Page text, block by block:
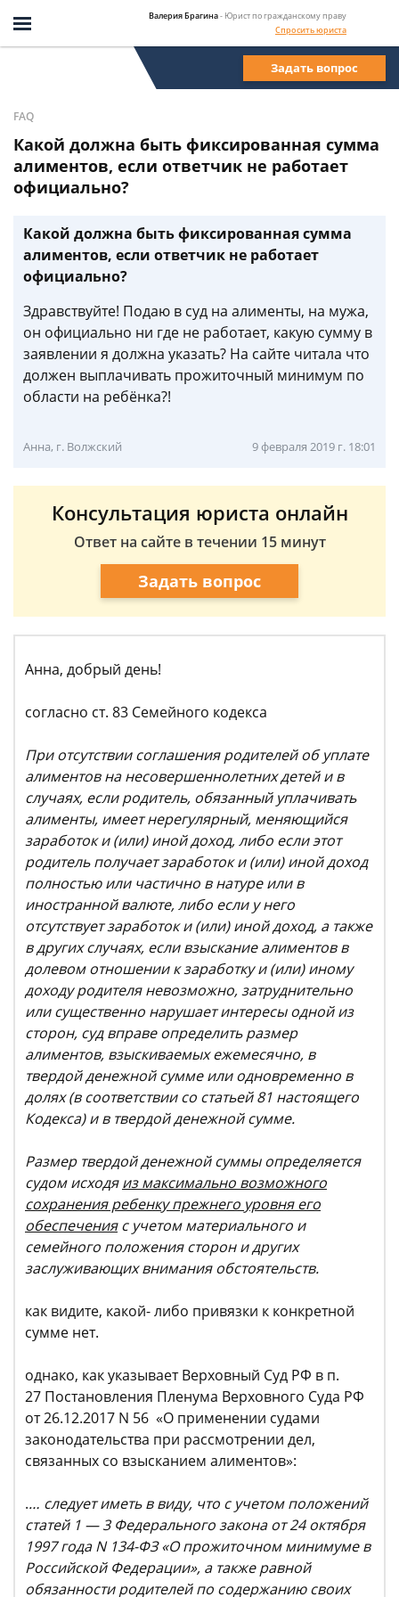
Валерия Брагина- Юрист по гражданскому праву
Спросить юриста
Задать вопрос
FAQ
Какой должна быть фиксированная сумма
алиментов, если ответчик не работает
официально?
Какой должна быть фиксированная сумма
алиментов, если ответчик не работает
официально?
Здравствуйте! Подаю в суд на алименты, на мужа,
он официально ни где не работает, какую сумму в
заявлении я должна указать? На сайте читала что
должен выплачивать прожиточный минимум по
области на ребёнка?!
Анна, г. Волжский 9 февраля 2019 г. 18:01
Консультация юриста онлайн
Ответ на сайте в течении 15 минут
Задать вопрос
Анна, добрый день!
согласно ст. 83 Семейного кодекса
При отсутствии соглашения родителей об уплате
алиментов на несовершеннолетних детей и в
случаях, если родитель, обязанный уплачивать
алименты, имеет нерегулярный, меняющийся
заработок и (или) иной доход, либо если этот
родитель получает заработок и (или) иной доход
полностью или частично в натуре или в
иностранной валюте, либо если у него
отсутствует заработок и (или) иной доход, а также
в других случаях, если взыскание алиментов в
долевом отношении к заработку и (или) иному
доходу родителя невозможно, затруднительно
или существенно нарушает интересы одной из
сторон, суд вправе определить размер
алиментов, взыскиваемых ежемесячно, в
твердой денежной сумме или одновременно в
долях (в соответствии со статьей 81 настоящего
Кодекса) и в твердой денежной сумме.
Размер твердой денежной суммы определяется
судом исходяиз максимально возможного
сохранения ребенку прежнего уровня его
обеспеченияс учетом материального и
семейного положения сторон и других
заслуживающих внимания обстоятельств.
как видите, какой- либо привязки к конкретной
сумме нет.
однако, как указывает Верховный Суд РФ в п.
27 Постановления Пленума Верховного Суда РФ
от 26.12.2017 N 56 «О применении судами
законодательства при рассмотрении дел,
связанных со взысканием алиментов»:
.… следует иметь в виду, что с учетом положений
статей 1 — 3 Федерального закона от 24 октября
1997 года N 134-ФЗ «О прожиточном минимуме в
Российской Федерации», а также равной
обязанности родителей по содержанию своих